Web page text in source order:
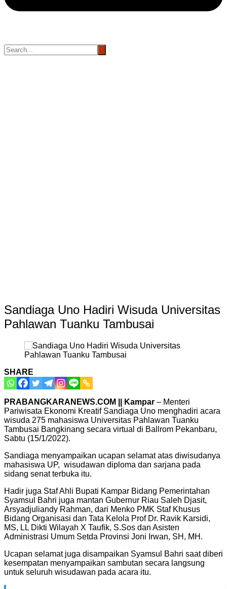
Sandiaga Uno Hadiri Wisuda Universitas
Pahlawan Tuanku Tambusai
SHARE
PRABANGKARANEWS.COM || Kampar – Menteri
Pariwisata Ekonomi Kreatif Sandiaga Uno menghadiri acara
wisuda 275 mahasiswa Universitas Pahlawan Tuanku
Tambusai Bangkinang secara virtual di Ballrom Pekanbaru,
Sabtu (15/1/2022).
Sandiaga menyampaikan ucapan selamat atas diwisudanya
mahasiswa UP, wisudawan diploma dan sarjana pada
sidang senat terbuka itu.
Hadir juga Staf Ahli Bupati Kampar Bidang Pemerintahan
Syamsul Bahri juga mantan Gubernur Riau Saleh Djasit,
Arsyadjuliandy Rahman, dari Menko PMK Staf Khusus
Bidang Organisasi dan Tata Kelola Prof Dr. Ravik Karsidi,
MS, LL Dikti Wilayah X Taufik, S.Sos dan Asisten
Administrasi Umum Setda Provinsi Joni Irwan, SH, MH.
Ucapan selamat juga disampaikan Syamsul Bahri saat diberi
kesempatan menyampaikan sambutan secara langsung
untuk seluruh wisudawan pada acara itu.